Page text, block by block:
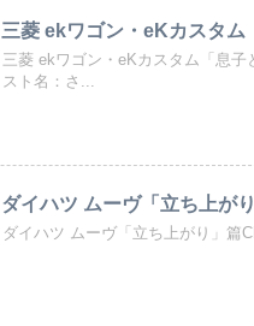
三菱 ekワゴン・eKカスタム
三菱 ekワゴン・eKカスタム「息
スト名：さ...
ダイハツ ムーヴ「立ち上が
ダイハツ ムーヴ「立ち上がり」篇